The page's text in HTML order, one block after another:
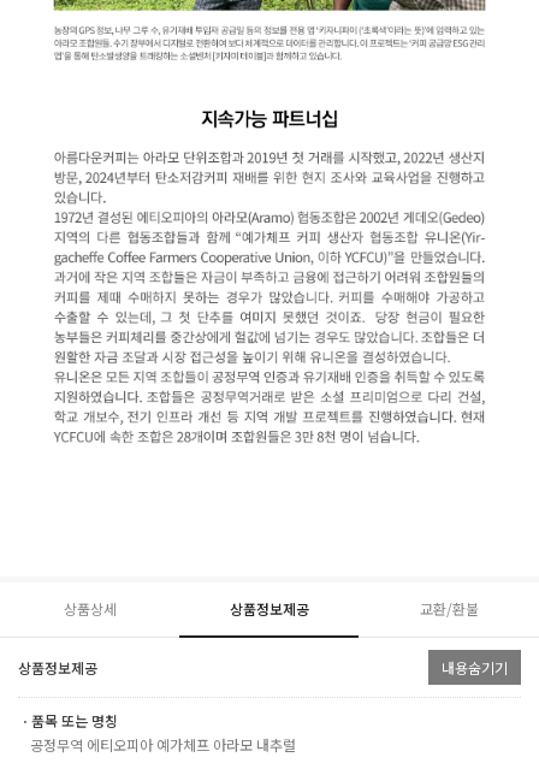
상품상세 상품정보제공 교환/환불
상품정보제공 내용숨기기
ㆍ품목 또는 명칭
공정무역 에티오피아 예가체프 아라모 내추럴